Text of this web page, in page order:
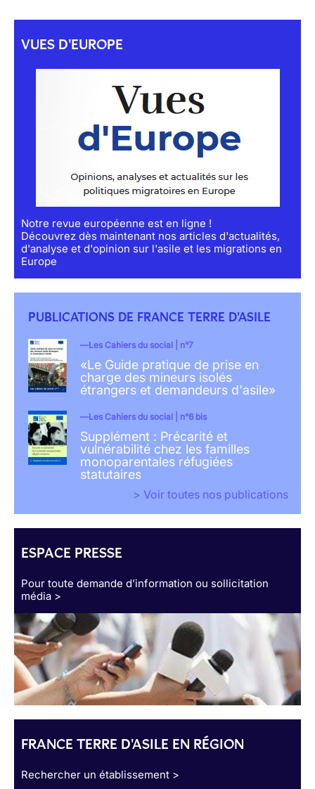
VUES D'EUROPE
Notre revue européenne est en ligne !
Découvrez dès maintenant nos articles d'actualités,
d'analyse et d'opinion sur l'asile et les migrations en
Europe
PUBLICATIONS DE FRANCE TERRE D'ASILE
Les Cahiers du social | n°7
«Le Guide pratique de prise en
charge des mineurs isolés
étrangers et demandeurs d'asile»
Les Cahiers du social | n°6 bis
Supplément : Précarité et
vulnérabilité chez les familles
monoparentales réfugiées
statutaires
> Voir toutes nos publications
ESPACE PRESSE
Pour toute demande d’information ou sollicitation
média >
FRANCE TERRE D'ASILE EN RÉGION
Rechercher un établissement >